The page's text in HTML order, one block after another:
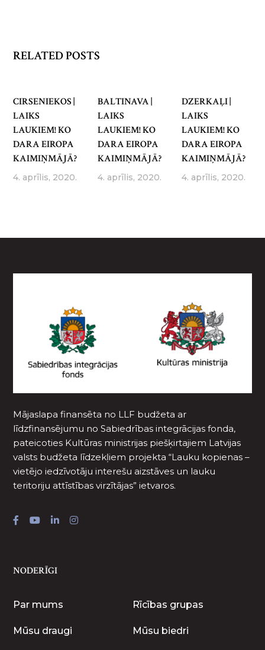
RELATED POSTS
CIRSENIEKOS |
LAIKS
LAUKIEM! KO
DARA EIROPA
KAIMIŅMĀJĀ?
4. aprīlis, 2020.
BALTINAVA |
LAIKS
LAUKIEM! KO
DARA EIROPA
KAIMIŅMĀJĀ?
4. aprīlis, 2020.
DZERKAĻI |
LAIKS
LAUKIEM! KO
DARA EIROPA
KAIMIŅMĀJĀ?
4. aprīlis, 2020.
Mājaslapa finansēta no LLF budžeta ar
līdzfinansējumu no Sabiedrības integrācijas fonda,
pateicoties Kultūras ministrijas piešķirtajiem Latvijas
valsts budžeta līdzekļiem projekta “Lauku kopienas –
vietējo iedzīvotāju interešu aizstāves un lauku
teritoriju attīstības virzītājas” ietvaros.
NODERĪGI
Par mums Rīcības grupas
Mūsu draugi Mūsu biedri